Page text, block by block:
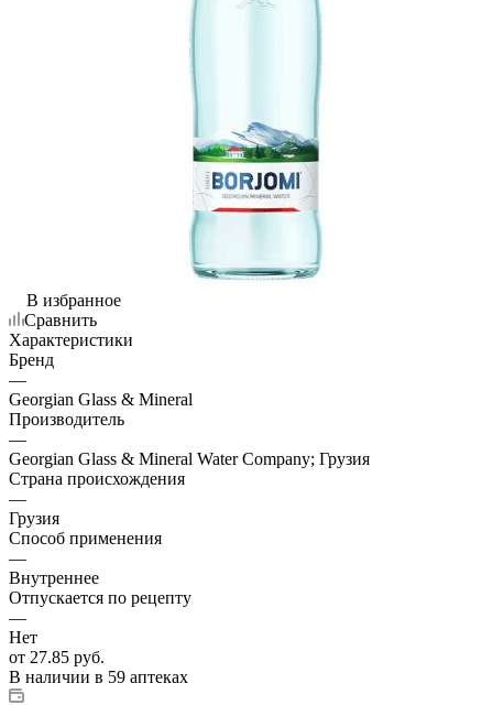
В избранное
Сравнить
Характеристики
Бренд
—
Georgian Glass & Mineral
Производитель
—
Georgian Glass & Mineral Water Company; Грузия
Страна происхождения
—
Грузия
Способ применения
—
Внутреннее
Отпускается по рецепту
—
Нет
от 27.85 руб.
В наличии в 59 аптеках